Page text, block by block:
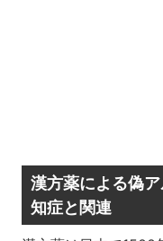
漢方薬による偽
知症と関連